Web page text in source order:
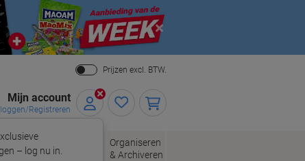
Close
Prijzen excl. BTW.
Mijn account
Registreren
– log nu in.
Kantoorartikelen
Organiseren
& Archiveren